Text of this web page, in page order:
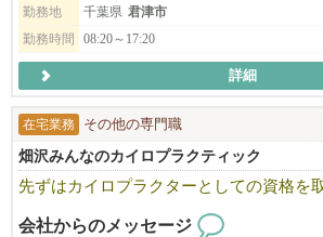
勤務地
千葉県 君津市
勤務時間
08:20～17:20
詳細
在宅業務 その他の専門職
畑沢みんなのカイロプラクティック
先ずはカイロプラクターとしての資格を
会社からのメッセージ